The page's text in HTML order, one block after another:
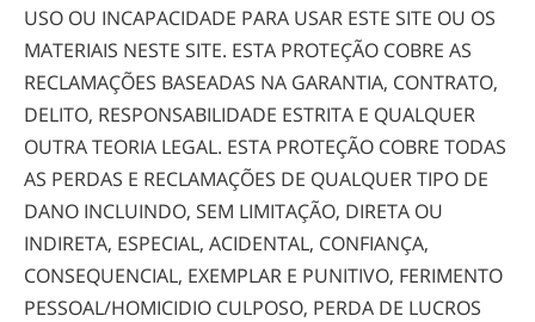
USO OU INCAPACIDADE PARA USAR ESTE SITE OU OS
MATERIAIS NESTE SITE. ESTA PROTEÇÃO COBRE AS
RECLAMAÇÕES BASEADAS NA GARANTIA, CONTRATO,
DELITO, RESPONSABILIDADE ESTRITA E QUALQUER
OUTRA TEORIA LEGAL. ESTA PROTEÇÃO COBRE TODAS
AS PERDAS E RECLAMAÇÕES DE QUALQUER TIPO DE
DANO INCLUINDO, SEM LIMITAÇÃO, DIRETA OU
INDIRETA, ESPECIAL, ACIDENTAL, CONFIANÇA,
CONSEQUENCIAL, EXEMPLAR E PUNITIVO, FERIMENTO
PESSOAL/HOMICIDIO CULPOSO, PERDA DE LUCROS